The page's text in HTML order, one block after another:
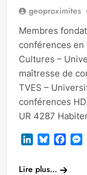
geoproximites
Membres
conférences en
Cultures –
maîtresse de
TVES –
conférences
UR 4287
LinkedInBluesky
Lire plus...